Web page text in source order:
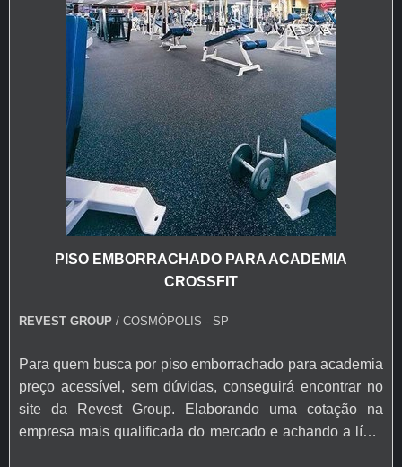
PISO EMBORRACHADO PARA ACADEMIA
CROSSFIT
REVEST GROUP / COSMÓPOLIS - SP
Para quem busca por piso emborrachado para academia
preço acessível, sem dúvidas, conseguirá encontrar no
site da Revest Group. Elaborando uma cotação na
empresa mais qualificada do mercado e achando a líder